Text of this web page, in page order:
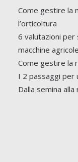
Come gestire la
l’orticoltura
6 valutazioni per
macchine
Come gestire la
I 2 passaggi per
Dalla semina